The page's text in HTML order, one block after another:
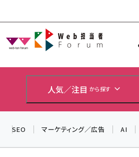
Web担
人気／注目 から探す
SEO マーケティング／広告 AI